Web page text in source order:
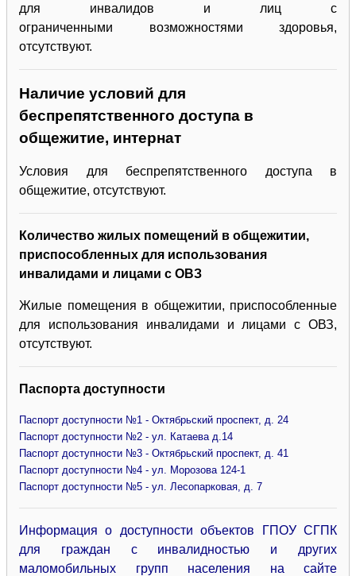
для инвалидов и лиц с
ограниченными возможностями здоровья,
отсутствуют.
Наличие условий для
беспрепятственного доступа в
общежитие, интернат
Условия для беспрепятственного доступа в
общежитие, отсутствуют.
Количество жилых помещений в общежитии,
приспособленных для использования
инвалидами и лицами с ОВЗ
Жилые помещения в общежитии, приспособленные
для использования инвалидами и лицами с ОВЗ,
отсутствуют.
Паспорта доступности
Паспорт доступности №1 - Октябрьский проспект, д. 24
Паспорт доступности №2 - ул. Катаева д.14
Паспорт доступности №3 - Октябрьский проспект, д. 41
Паспорт доступности №4 - ул. Морозова 124-1
Паспорт доступности №5 - ул. Лесопарковая, д. 7
Информация о доступности объектов ГПОУ СГПК
для граждан с инвалидностью и других
маломобильных групп населения на сайте